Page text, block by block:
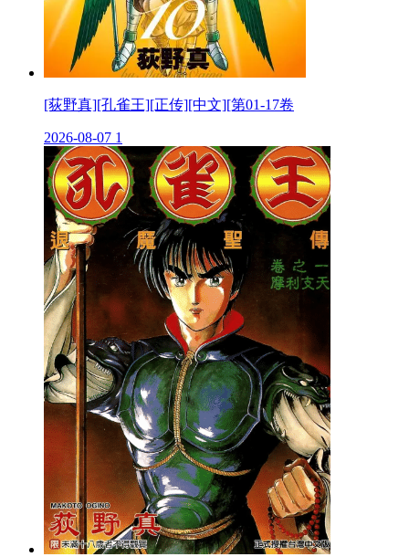
[荻野真][孔雀王][正传][中文][第01-17卷
2026-08-07 1